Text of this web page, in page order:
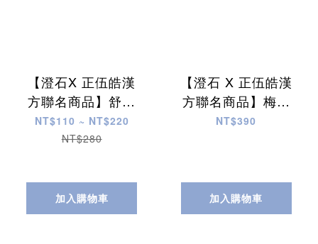
【澄石X 正伍皓漢
方聯名商品】舒喉
果｜舒緩日常喉嚨
不適、潤喉生津、
NT$110 ~ NT$220
NT$280
加入購物車
【澄石 X 正伍皓漢
方聯名商品】梅香
纖飲｜順暢窕窕、
NT$390
加入購物車